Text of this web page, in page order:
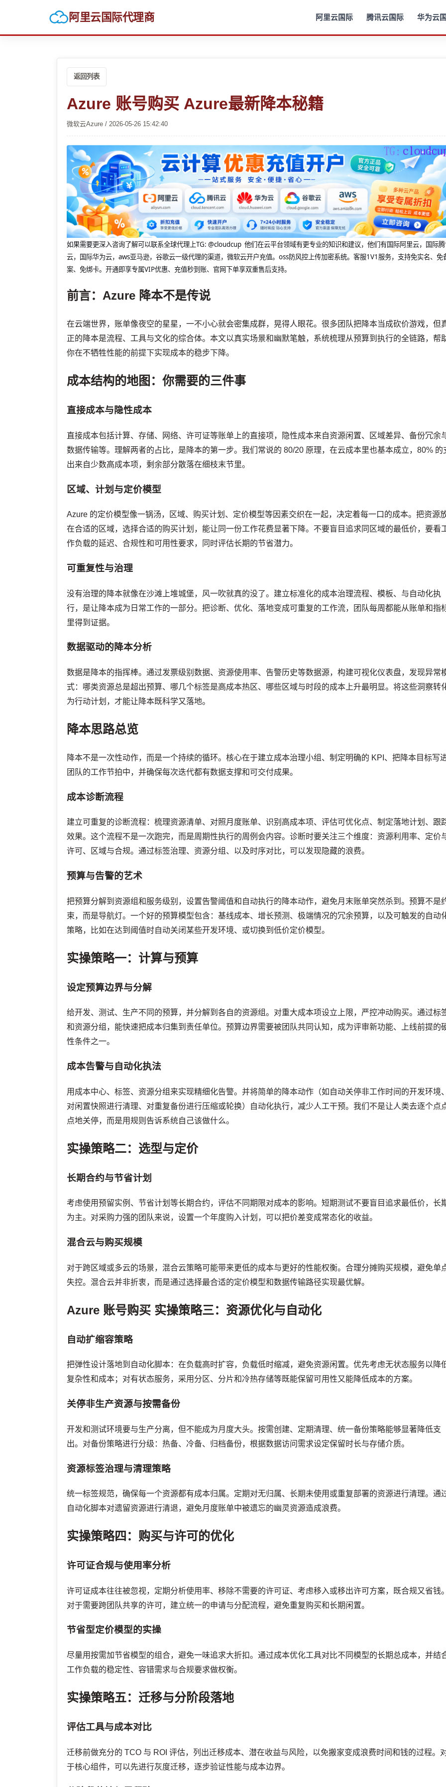
阿里云国际代理商 阿里云国际 腾讯云国际 华为云
返回列表
Azure 账号购买 Azure最新降本秘籍
微软云Azure / 2026-05-26 15:42:40
如果需要更深入咨询了解可以联系全球代理上TG: @cloudcup 他们在云平台领域有更专业的知识和建议，他们有国际阿里云，国际
云，国际华为云，aws亚马逊，谷歌云一级代理的渠道，微软云开户充值。oss防风控上传加密系统。客服1V1服务，支持免实名、免
案、免绑卡。开通即享专属VIP优惠、充值秒到账、官网下单享双重售后支持。
前言：Azure 降本不是传说
在云端世界，账单像夜空的星星，一不小心就会密集成群，晃得人眼花。很多团队把降本当成砍价游戏，但
正的降本是流程、工具与文化的综合体。本文以真实场景和幽默笔触，系统梳理从预算到执行的全链路，帮
你在不牺牲性能的前提下实现成本的稳步下降。
成本结构的地图：你需要的三件事
直接成本与隐性成本
直接成本包括计算、存储、网络、许可证等账单上的直接项，隐性成本来自资源闲置、区域差异、备份冗余
数据传输等。理解两者的占比，是降本的第一步。我们常说的 80/20 原理，在云成本里也基本成立，80% 的
出来自少数高成本项，剩余部分散落在细枝末节里。
区域、计划与定价模型
Azure 的定价模型像一锅汤，区域、购买计划、定价模型等因素交织在一起，决定着每一口的成本。把资源
在合适的区域，选择合适的购买计划，能让同一份工作花费显著下降。不要盲目追求同区域的最低价，要看
作负载的延迟、合规性和可用性要求，同时评估长期的节省潜力。
可重复性与治理
没有治理的降本就像在沙滩上堆城堡，风一吹就真的没了。建立标准化的成本治理流程、模板、与自动化执
行，是让降本成为日常工作的一部分。把诊断、优化、落地变成可重复的工作流，团队每周都能从账单和指
里得到证据。
数据驱动的降本分析
数据是降本的指挥棒。通过发票级别数据、资源使用率、告警历史等数据源，构建可视化仪表盘，发现异常
式：哪类资源总是超出预算、哪几个标签是高成本热区、哪些区域与时段的成本上升最明显。将这些洞察转
为行动计划，才能让降本既科学又落地。
降本思路总览
降本不是一次性动作，而是一个持续的循环。核心在于建立成本治理小组、制定明确的 KPI、把降本目标写
团队的工作节拍中，并确保每次迭代都有数据支撑和可交付成果。
成本诊断流程
建立可重复的诊断流程：梳理资源清单、对照月度账单、识别高成本项、评估可优化点、制定落地计划、跟
效果。这个流程不是一次跑完，而是周期性执行的周例会内容。诊断时要关注三个维度：资源利用率、定价
许可、区域与合规。通过标签治理、资源分组、以及时序对比，可以发现隐藏的浪费。
预算与告警的艺术
把预算分解到资源组和服务级别，设置告警阈值和自动执行的降本动作，避免月末账单突然杀到。预算不是
束，而是导航灯。一个好的预算模型包含：基线成本、增长预测、极端情况的冗余预算，以及可触发的自动
策略，比如在达到阈值时自动关闭某些开发环境、或切换到低价定价模型。
实操策略一：计算与预算
设定预算边界与分解
给开发、测试、生产不同的预算，并分解到各自的资源组。对重大成本项设立上限，严控冲动购买。通过标
和资源分组，能快速把成本归集到责任单位。预算边界需要被团队共同认知，成为评审新功能、上线前提的
性条件之一。
成本告警与自动化执法
用成本中心、标签、资源分组来实现精细化告警。并将简单的降本动作（如自动关停非工作时间的开发环境
对闲置快照进行清理、对重复备份进行压缩或轮换）自动化执行，减少人工干预。我们不是让人类去逐个点
点地关停，而是用规则告诉系统自己该做什么。
实操策略二：选型与定价
长期合约与节省计划
考虑使用预留实例、节省计划等长期合约，评估不同期限对成本的影响。短期测试不要盲目追求最低价，长
为主。对采购力强的团队来说，设置一个年度购入计划，可以把价差变成常态化的收益。
混合云与购买规模
对于跨区域或多云的场景，混合云策略可能带来更低的成本与更好的性能权衡。合理分摊购买规模，避免单
失控。混合云并非折衷，而是通过选择最合适的定价模型和数据传输路径实现最优解。
Azure 账号购买 实操策略三：资源优化与自动化
自动扩缩容策略
把弹性设计落地到自动化脚本：在负载高时扩容，负载低时缩减，避免资源闲置。优先考虑无状态服务以降
复杂性和成本；对有状态服务，采用分区、分片和冷热存储等既能保留可用性又能降低成本的方案。
关停非生产资源与按需备份
开发和测试环境要与生产分离，但不能成为月度大头。按需创建、定期清理、统一备份策略能够显著降低支
出。对备份策略进行分级：热备、冷备、归档备份，根据数据访问需求设定保留时长与存储介质。
资源标签治理与清理策略
统一标签规范，确保每一个资源都有成本归属。定期对无归属、长期未使用或重复部署的资源进行清理。通
自动化脚本对遗留资源进行清退，避免月度账单中被遗忘的幽灵资源造成浪费。
实操策略四：购买与许可的优化
许可证合规与使用率分析
许可证成本往往被忽视，定期分析使用率、移除不需要的许可证、考虑移入或移出许可方案，既合规又省钱
对于需要跨团队共享的许可，建立统一的申请与分配流程，避免重复购买和长期闲置。
节省型定价模型的实操
尽量用按需加节省模型的组合，避免一味追求大折扣。通过成本优化工具对比不同模型的长期总成本，并结
工作负载的稳定性、容错需求与合规要求做权衡。
实操策略五：迁移与分阶段落地
评估工具与成本对比
迁移前做充分的 TCO 与 ROI 评估，列出迁移成本、潜在收益与风险，以免搬家变成浪费时间和钱的过程。
于核心组件，可以先进行灰度迁移，逐步验证性能与成本边界。